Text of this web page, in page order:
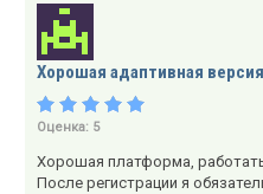
Хорошая адаптивная версия
Оценка: 5
Хорошая платформа,
После регистрации я